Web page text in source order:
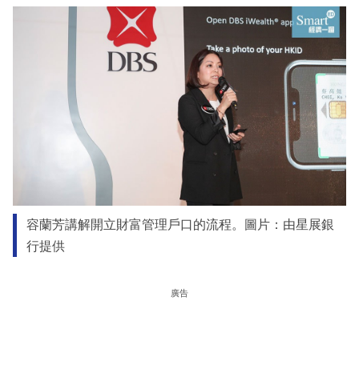
容蘭芳講解開立財富管理戶口的流程。圖片：由星展銀
行提供
廣告